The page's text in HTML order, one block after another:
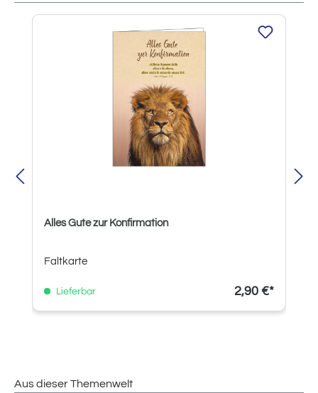
Produktgalerie überspringen
Alles Gute zur Konfirmation
Faltkarte
Lieferbar 2,90 €*
Aus dieser Themenwelt